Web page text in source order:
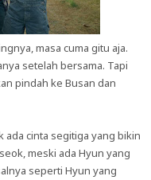
masa cuma gitu aja.
setelah bersama. Tapi
pindah ke Busan dan
ada cinta segitiga yang bikin
meski ada Hyun yang
seperti Hyun yang